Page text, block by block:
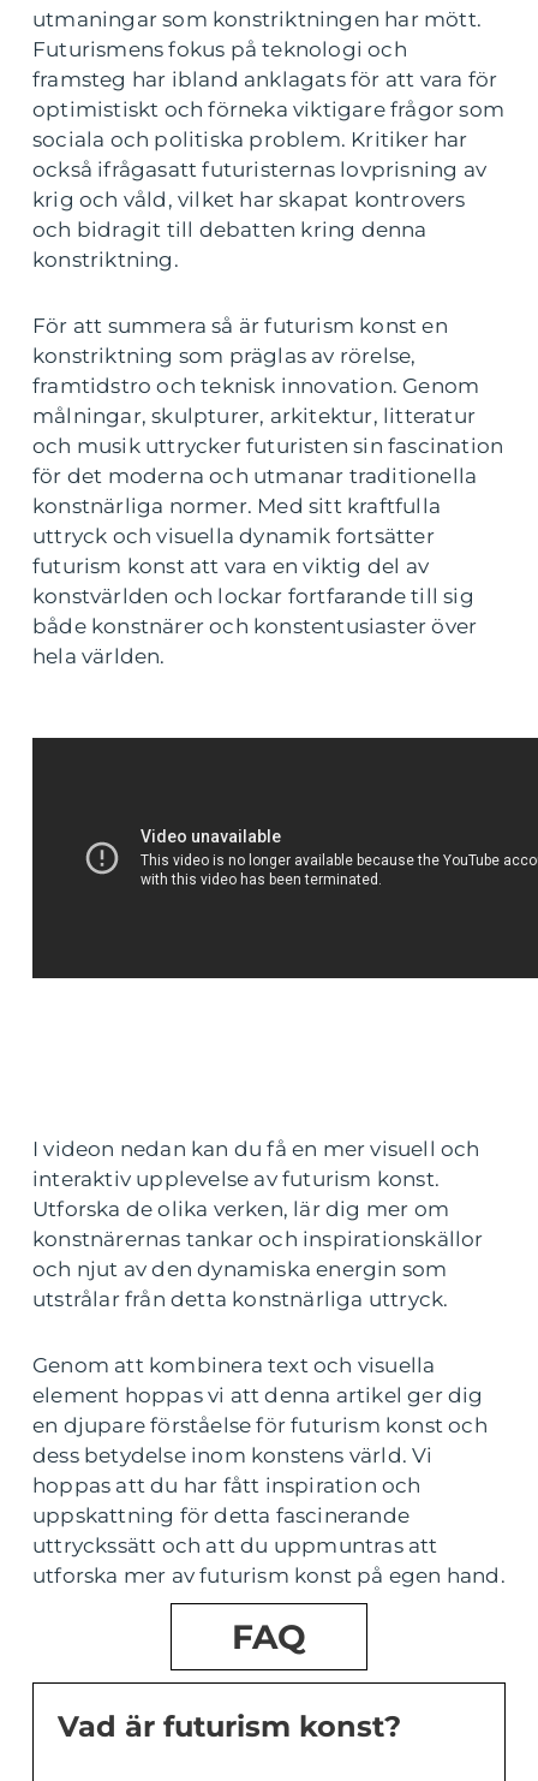
utmaningar som konstriktningen har mött.
Futurismens fokus på teknologi och
framsteg har ibland anklagats för att vara för
optimistiskt och förneka viktigare frågor som
sociala och politiska problem. Kritiker har
också ifrågasatt futuristernas lovprisning av
krig och våld, vilket har skapat kontrovers
och bidragit till debatten kring denna
konstriktning.
För att summera så är futurism konst en
konstriktning som präglas av rörelse,
framtidstro och teknisk innovation. Genom
målningar, skulpturer, arkitektur, litteratur
och musik uttrycker futuristen sin fascination
för det moderna och utmanar traditionella
konstnärliga normer. Med sitt kraftfulla
uttryck och visuella dynamik fortsätter
futurism konst att vara en viktig del av
konstvärlden och lockar fortfarande till sig
både konstnärer och konstentusiaster över
hela världen.
I videon nedan kan du få en mer visuell och
interaktiv upplevelse av futurism konst.
Utforska de olika verken, lär dig mer om
konstnärernas tankar och inspirationskällor
och njut av den dynamiska energin som
utstrålar från detta konstnärliga uttryck.
Genom att kombinera text och visuella
element hoppas vi att denna artikel ger dig
en djupare förståelse för futurism konst och
dess betydelse inom konstens värld. Vi
hoppas att du har fått inspiration och
uppskattning för detta fascinerande
uttryckssätt och att du uppmuntras att
utforska mer av futurism konst på egen hand.
FAQ
Vad är futurism konst?